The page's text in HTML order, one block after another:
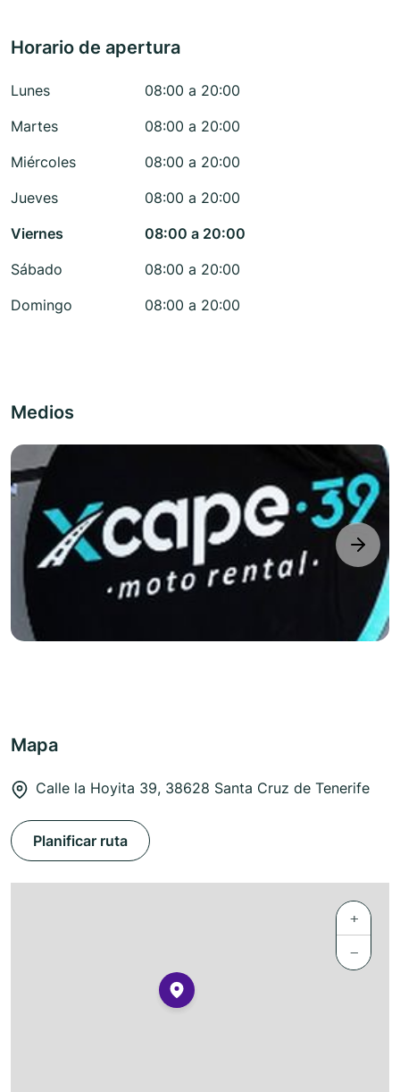
Horario de apertura
Lunes
08:00 a 20:00
Martes
08:00 a 20:00
Miércoles
08:00 a 20:00
Jueves
08:00 a 20:00
Viernes
08:00 a 20:00
Sábado
08:00 a 20:00
Domingo
08:00 a 20:00
Medios
next
Mapa
Calle la Hoyita 39, 38628 Santa Cruz de Tenerife
Planificar ruta
+
−